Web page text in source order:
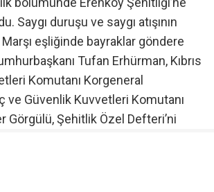
Saygı duruşu ve saygı atışının
eşliğinde bayraklar göndere
Tufan Erhürman, Kıbrıs
Komutanı Korgeneral
ve Güvenlik Kuvvetleri Komutanı
Görgülü, Şehitlik Özel Defteri’ni